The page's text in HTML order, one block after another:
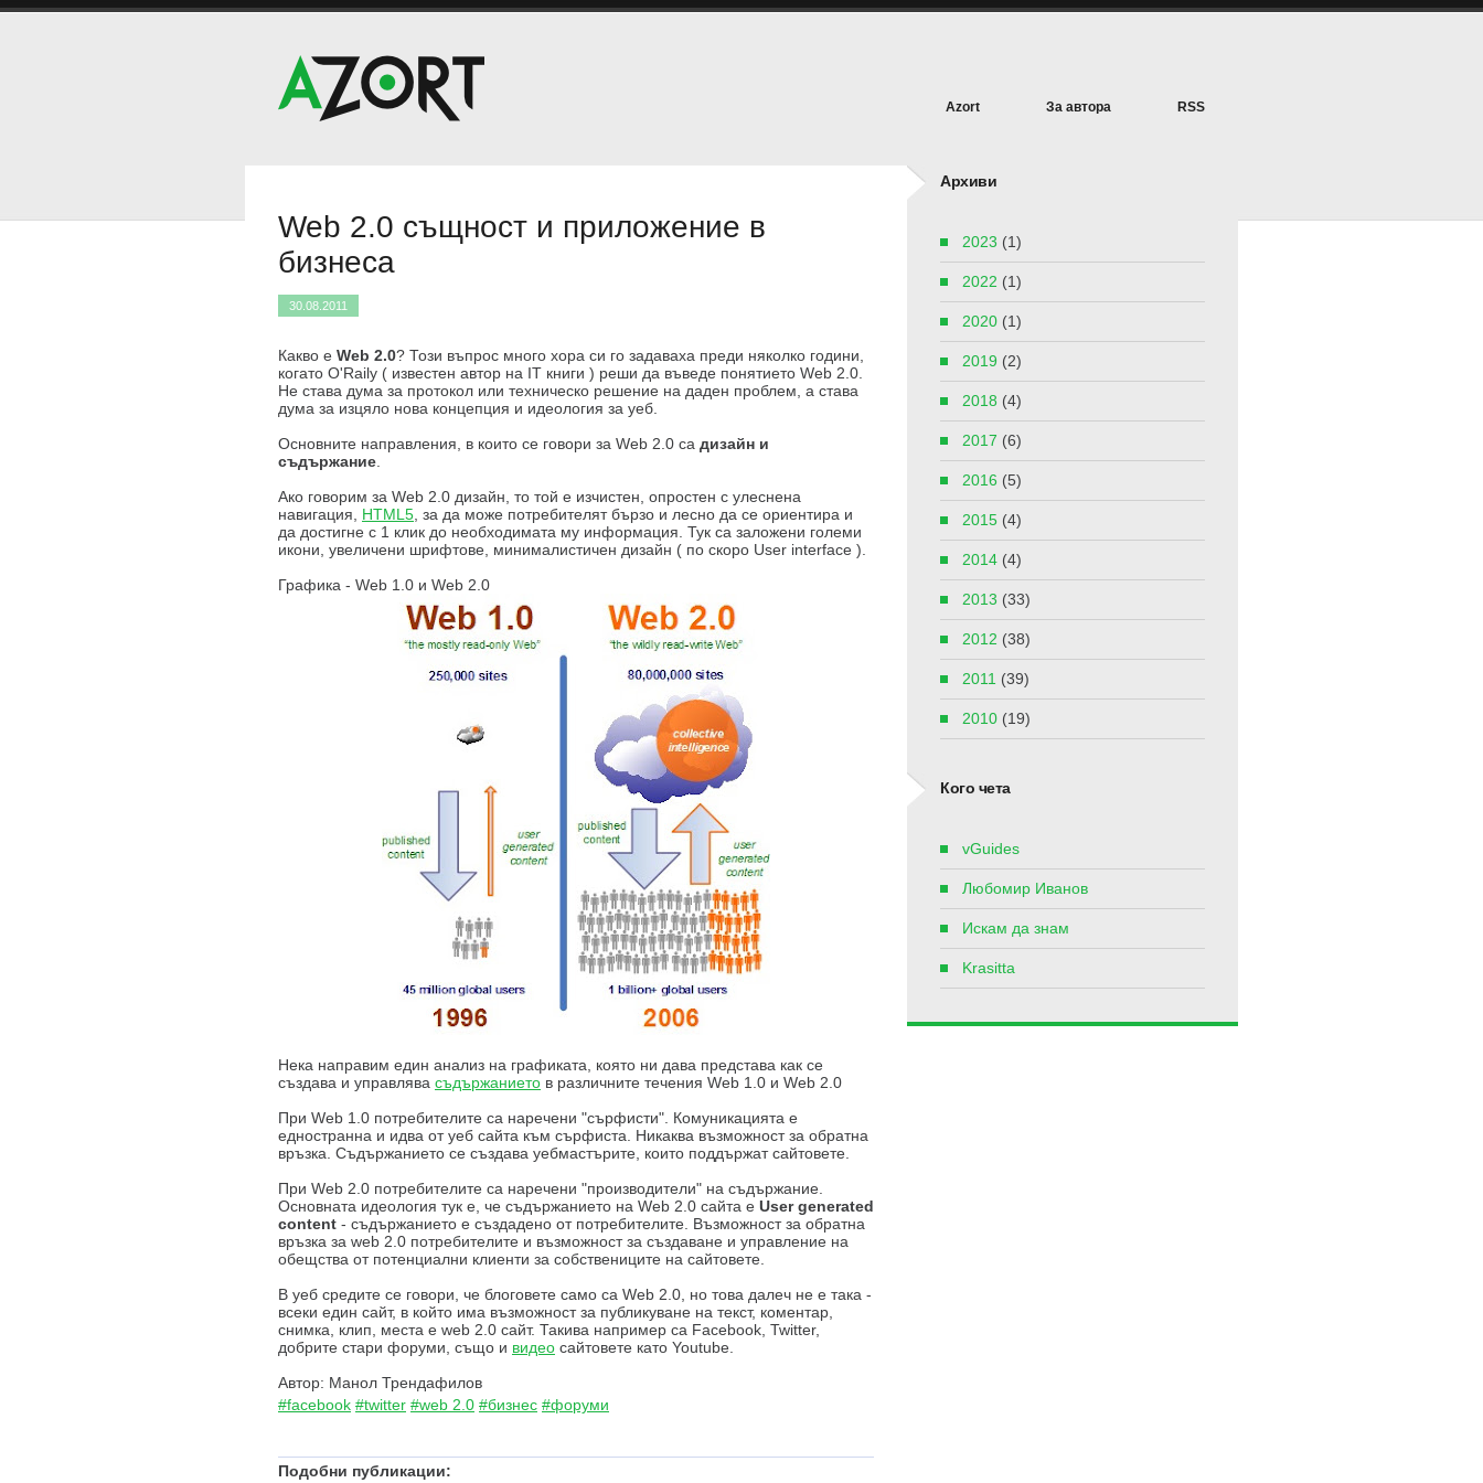
Azort За автора RSS
Web 2.0 същност и приложение в
бизнеса
30.08.2011
Какво е Web 2.0? Този въпрос много хора си го задаваха преди няколко години,
когато O'Raily ( известен автор на IT книги ) реши да въведе понятието Web 2.0.
Не става дума за протокол или техническо решение на даден проблем, а става
дума за изцяло нова концепция и идеология за уеб.
Основните направления, в които се говори за Web 2.0 са дизайн и
съдържание
Ако говорим за Web 2.0 дизайн, то той е изчистен, опростен с улеснена
навигация, HTML5 , за да може потребителят бързо и лесно да се ориентира и
да достигне с 1 клик до необходимата му информация. Тук са заложени големи
икони, увеличени шрифтове, минималистичен дизайн ( по скоро User interface ).
Графика - Web 1.0 и Web 2.0
Нека направим един анализ на графиката, която ни дава представа как се
създава и управлява съдържанието в различните течения Web 1.0 и Web 2.0
При Web 1.0 потребителите са наречени "сърфисти". Комуникацията е
едностранна и идва от уеб сайта към сърфиста. Никаква възможност за обратна
връзка. Съдържанието се създава уебмастърите, които поддържат сайтовете.
При Web 2.0 потребителите са наречени "производители" на съдържание.
Основната идеология тук е, че съдържанието на Web 2.0 сайта е User generated
content - съдържанието е създадено от потребителите. Възможност за обратна
връзка за web 2.0 потребителите и възможност за създаване и управление на
обещства от потенциални клиенти за собствениците на сайтовете.
В уеб средите се говори, че блоговете само са Web 2.0, но това далеч не е така -
всеки един сайт, в който има възможност за публикуване на текст, коментар,
снимка, клип, места е web 2.0 сайт. Такива например са Facebook, Twitter,
добрите стари форуми, също и видео сайтовете като Youtube.
Автор: Манол Трендафилов
#facebook #twitter #web 2.0 #бизнес #форуми
Подобни публикации:
Архиви
2023 (1)
2022 (1)
2020 (1)
2019 (2)
2018 (4)
2017 (6)
2016 (5)
2015 (4)
2014 (4)
2013 (33)
2012 (38)
2011 (39)
2010 (19)
Кого чета
vGuides
Любомир Иванов
Искам да знам
Krasitta